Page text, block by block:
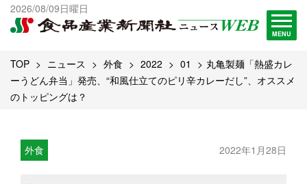
2026/08/09日曜日
MENU
出版物一覧へ
試読・購読申し込み
TOP ニュース 外食 2022 01
丸亀製麺「熱盛カレ
ーうどん弁当」発売、“和風仕立てのピリ辛カレーだし”、オススメ
のトッピングは？
外食 2022年1月28日